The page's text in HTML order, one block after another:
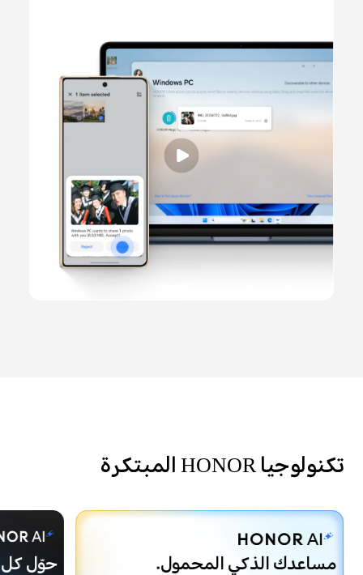
تكنولوجيا HONOR المبتكرة
مساعدك الذكي المحمول. حوّل كل